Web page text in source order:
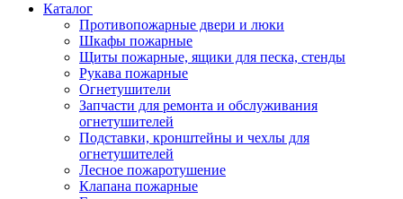
Каталог
Противопожарные двери и люки
Шкафы пожарные
Щиты пожарные, ящики для песка, стенды
Рукава пожарные
Огнетушители
Запчасти для ремонта и обслуживания
огнетушителей
Подставки, кронштейны и чехлы для
огнетушителей
Лесное пожаротушение
Клапана пожарные